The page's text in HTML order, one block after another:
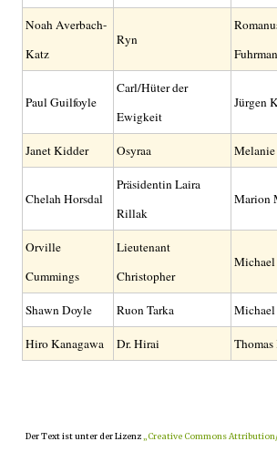
Noah Averbach-
Katz
Ryn
Paul Guilfoyle
Carl/Hüter der
Ewigkeit
Jürgen
Janet Kidder Osyraa Melanie
Chelah Horsdal
Präsidentin Laira
Rillak
Marion
Orville
Cummings
Lieutenant
Christopher
Shawn Doyle Ruon Tarka
Hiro Kanagawa Dr. Hirai
Der Text ist unter der Lizenz „Creative Commons